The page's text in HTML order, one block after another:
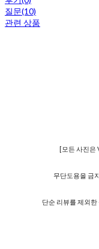
질문(10)
관련 상품
[모든 사진은
무단도용을 금
단순 리뷰를 제외